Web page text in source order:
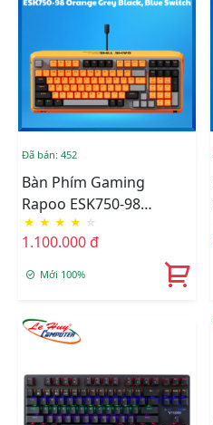
Đã bán: 452
Bàn Phím Gaming
Rapoo ESK750-98
Orange Grey Black, Blue
Switch
★ ★ ★ ★ ☆
1.100.000 đ
Mới 100%